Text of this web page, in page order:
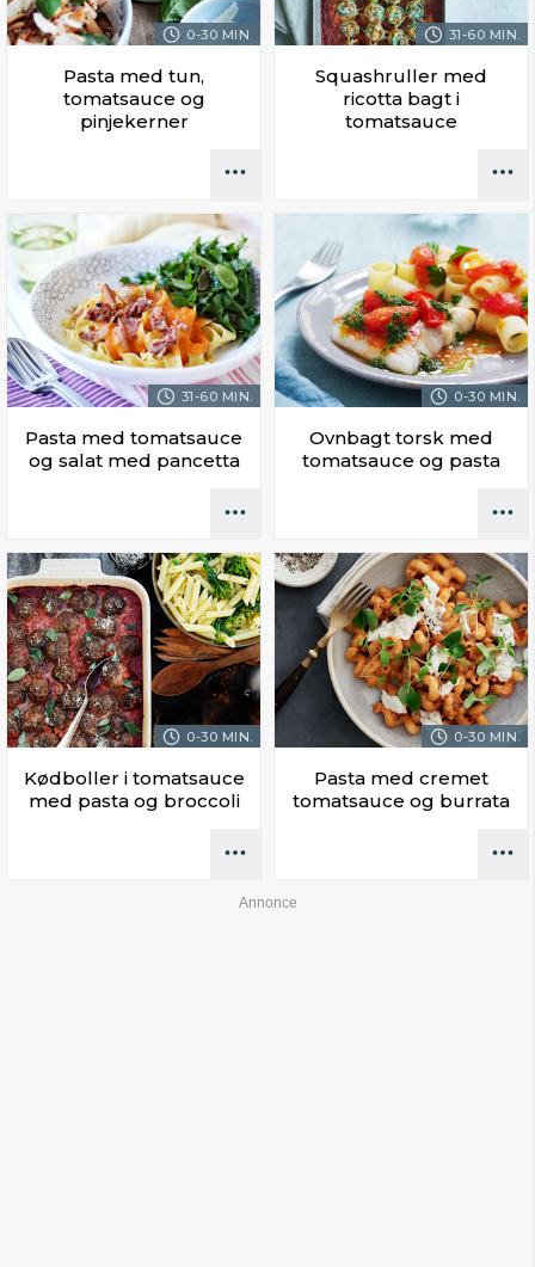
0-30 MIN.
Pasta med tun,
tomatsauce og
pinjekerner
31-60 MIN.
Squashruller med
ricotta bagt i
tomatsauce
31-60 MIN.
Pasta med tomatsauce
og salat med pancetta
0-30 MIN.
Ovnbagt torsk med
tomatsauce og pasta
0-30 MIN.
Kødboller i tomatsauce
med pasta og broccoli
0-30 MIN.
Pasta med cremet
tomatsauce og burrata